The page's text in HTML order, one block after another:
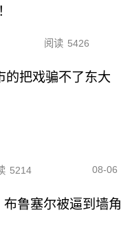
阅读 5426
的把戏骗不了东大
5214 08-06
鲁塞尔被逼到墙角